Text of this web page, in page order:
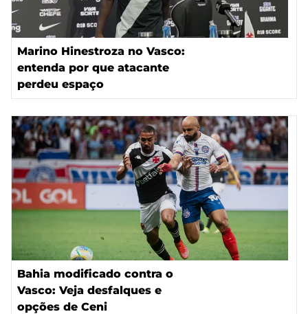
Marino Hinestroza no Vasco:
entenda por que atacante
perdeu espaço
Bahia modificado contra o
Vasco: Veja desfalques e
opções de Ceni